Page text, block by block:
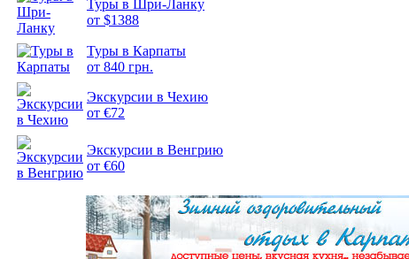
Туры в Шри-Ланку
от $1388
Туры в Карпаты
от 840 грн.
Экскурсии в Чехию
от €72
Экскурсии в Венгрию
от €60